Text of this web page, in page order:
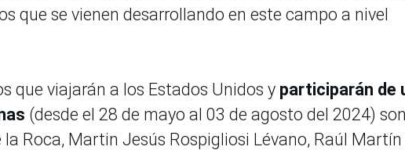
que se vienen desarrollando en este campo a nivel
que viajarán a los Estados Unidos y participarán de
(desde el 28 de mayo al 03 de agosto del 2024)
Roca, Martin Jesús Rospigliosi Lévano, Raúl Martín